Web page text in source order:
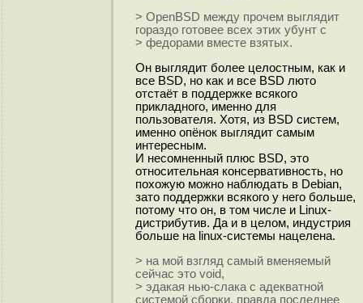
> OpenBSD между прочем выглядит
гораздо готовее всех этих убунт с
> федорами вместе взятых.
Он выглядит более целостным, как и
все BSD, но как и все BSD люто
отстаёт в поддержке всякого
прикладного, именно для
пользователя. Хотя, из BSD систем,
именно опёнок выглядит самым
интересным.
И несомненный плюс BSD, это
относительная консервативность, но
похожую можно наблюдать в Debian,
зато поддержки всякого у него больше,
потому что он, в том числе и Linux-
дистрибутив. Да и в целом, индустрия
больше на linux-системы нацелена.
> на мой взгляд самый вменяемый
сейчас это void,
> эдакая нью-слака с адекватной
системой сборки, правда последнее